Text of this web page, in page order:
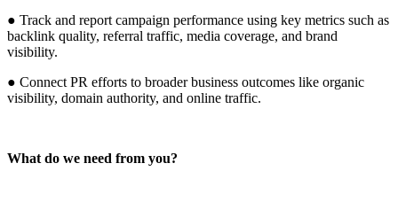
● Track and report campaign performance using key metrics such as
backlink quality, referral traffic, media coverage, and brand
visibility.
● Connect PR efforts to broader business outcomes like organic
visibility, domain authority, and online traffic.
What do we need from you?